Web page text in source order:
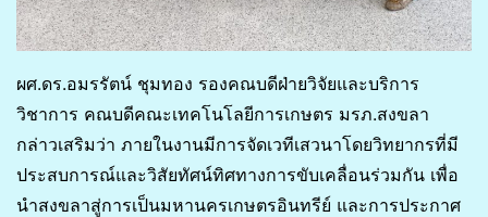
ผศ.ดร.อมรรัตน์ ชุมทอง รองคณบดีฝ่ายวิจัยและบริการ
วิชาการ คณบดีคณะเทคโนโลยีการเกษตร มรภ.สงขลา
กล่าวเสริมว่า ภายในงานมีการจัดเวทีเสวนาโดยวิทยากรที่มี
ประสบการณ์และวิสัยทัศน์ทิศทางการขับเคลื่อนร่วมกัน เพื่อ
นำสงขลาสู่การเป็นมหานครเกษตรอินทรีย์ และการประกาศ